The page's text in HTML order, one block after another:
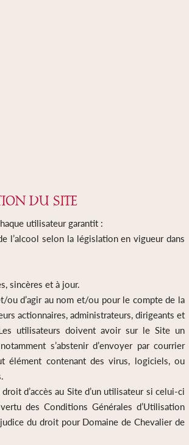
DU SITE
utilisateur garantit :
l’alcool selon la législation en vigueur dans
sincères et à jour.
d’agir au nom et/ou pour le compte de la
actionnaires, administrateurs, dirigeants et
utilisateurs doivent avoir sur le Site un
s’abstenir d’envoyer par courrier
élément contenant des virus, logiciels, ou
d’accès au Site d’un utilisateur si celui-ci
des Conditions Générales d’Utilisation
du droit pour Domaine de Chevalier de